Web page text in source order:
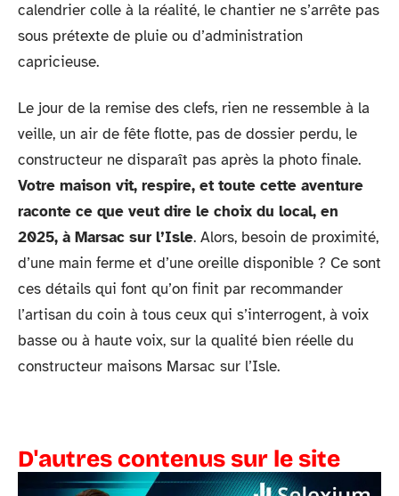
calendrier colle à la réalité, le chantier ne s’arrête pas
sous prétexte de pluie ou d’administration
capricieuse.
Le jour de la remise des clefs, rien ne ressemble à la
veille, un air de fête flotte, pas de dossier perdu, le
constructeur ne disparaît pas après la photo finale.
Votre maison vit, respire, et toute cette aventure
raconte ce que veut dire le choix du local, en
2025, à Marsac sur l’Isle. Alors, besoin de proximité,
d’une main ferme et d’une oreille disponible ? Ce sont
ces détails qui font qu’on finit par recommander
l’artisan du coin à tous ceux qui s’interrogent, à voix
basse ou à haute voix, sur la qualité bien réelle du
constructeur maisons Marsac sur l’Isle.
D'autres contenus sur le site